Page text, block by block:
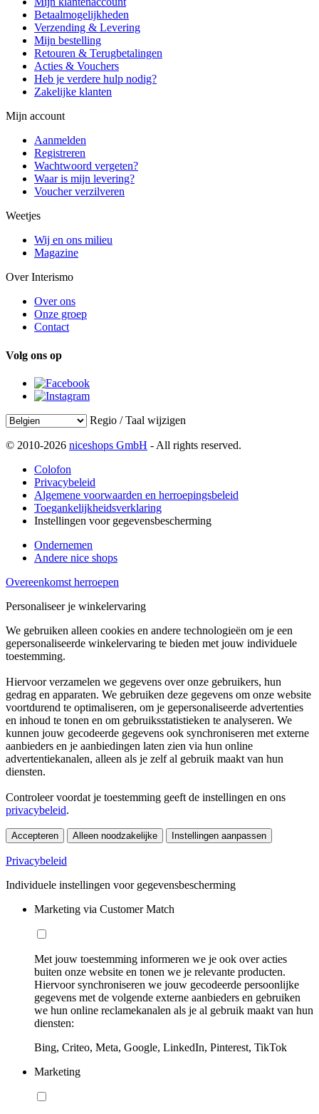
Betaalmogelijkheden
Verzending & Levering
Mijn bestelling
Retouren & Terugbetalingen
Acties & Vouchers
Heb je verdere hulp nodig?
Zakelijke klanten
Mijn account
Aanmelden
Registreren
Wachtwoord vergeten?
Waar is mijn levering?
Voucher verzilveren
Weetjes
Wij en ons milieu
Magazine
Over Interismo
Over ons
Onze groep
Contact
Volg ons op
Regio / Taal wijzigen
© 2010-2026 niceshops GmbH - All rights reserved.
Colofon
Privacybeleid
Algemene voorwaarden en herroepingsbeleid
Toegankelijkheidsverklaring
Instellingen voor gegevensbescherming
Ondernemen
Andere nice shops
Overeenkomst herroepen
Personaliseer je winkelervaring
We gebruiken alleen cookies en andere technologieën om je een
gepersonaliseerde winkelervaring te bieden met jouw individuele
toestemming.
Hiervoor verzamelen we gegevens over onze gebruikers, hun
gedrag en apparaten. We gebruiken deze gegevens om onze website
voortdurend te optimaliseren, om je gepersonaliseerde advertenties
en inhoud te tonen en om gebruiksstatistieken te analyseren. We
kunnen jouw gecodeerde gegevens ook synchroniseren met externe
aanbieders en je aanbiedingen laten zien via hun online
advertentiekanalen, alleen als je zelf al gebruik maakt van hun
diensten.
Controleer voordat je toestemming geeft de instellingen en ons
privacybeleid.
Accepteren Alleen noodzakelijke Instellingen aanpassen
Privacybeleid
Individuele instellingen voor gegevensbescherming
Marketing via Customer Match
Met jouw toestemming informeren we je ook over acties
buiten onze website en tonen we je relevante producten.
Hiervoor synchroniseren we jouw gecodeerde persoonlijke
gegevens met de volgende externe aanbieders en gebruiken
we hun online reclamekanalen als je al gebruik maakt van hun
diensten:
Bing, Criteo, Meta, Google, LinkedIn, Pinterest, TikTok
Marketing